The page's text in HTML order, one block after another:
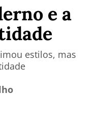
e a
estilos, mas